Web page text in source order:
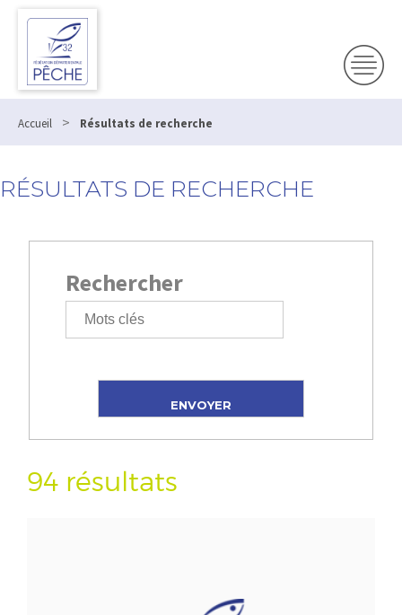
Accueil > Résultats de recherche
RÉSULTATS DE RECHERCHE
Rechercher
94 résultats